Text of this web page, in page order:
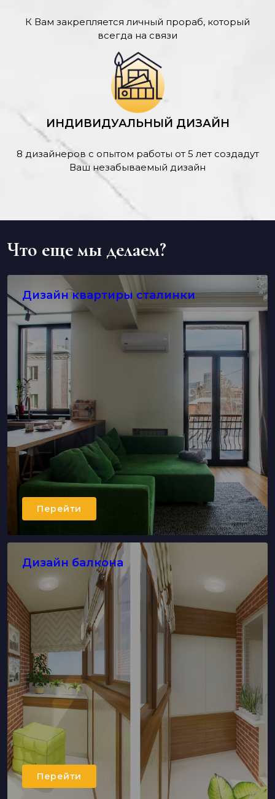
К Вам закрепляется личный прораб, который
всегда на связи
ИНДИВИДУАЛЬНЫЙ ДИЗАЙН
8 дизайнеров с опытом работы от 5 лет создадут
Ваш незабываемый дизайн
Что еще мы делаем?
Дизайн квартиры сталинки
Перейти
Дизайн балкона
Перейти